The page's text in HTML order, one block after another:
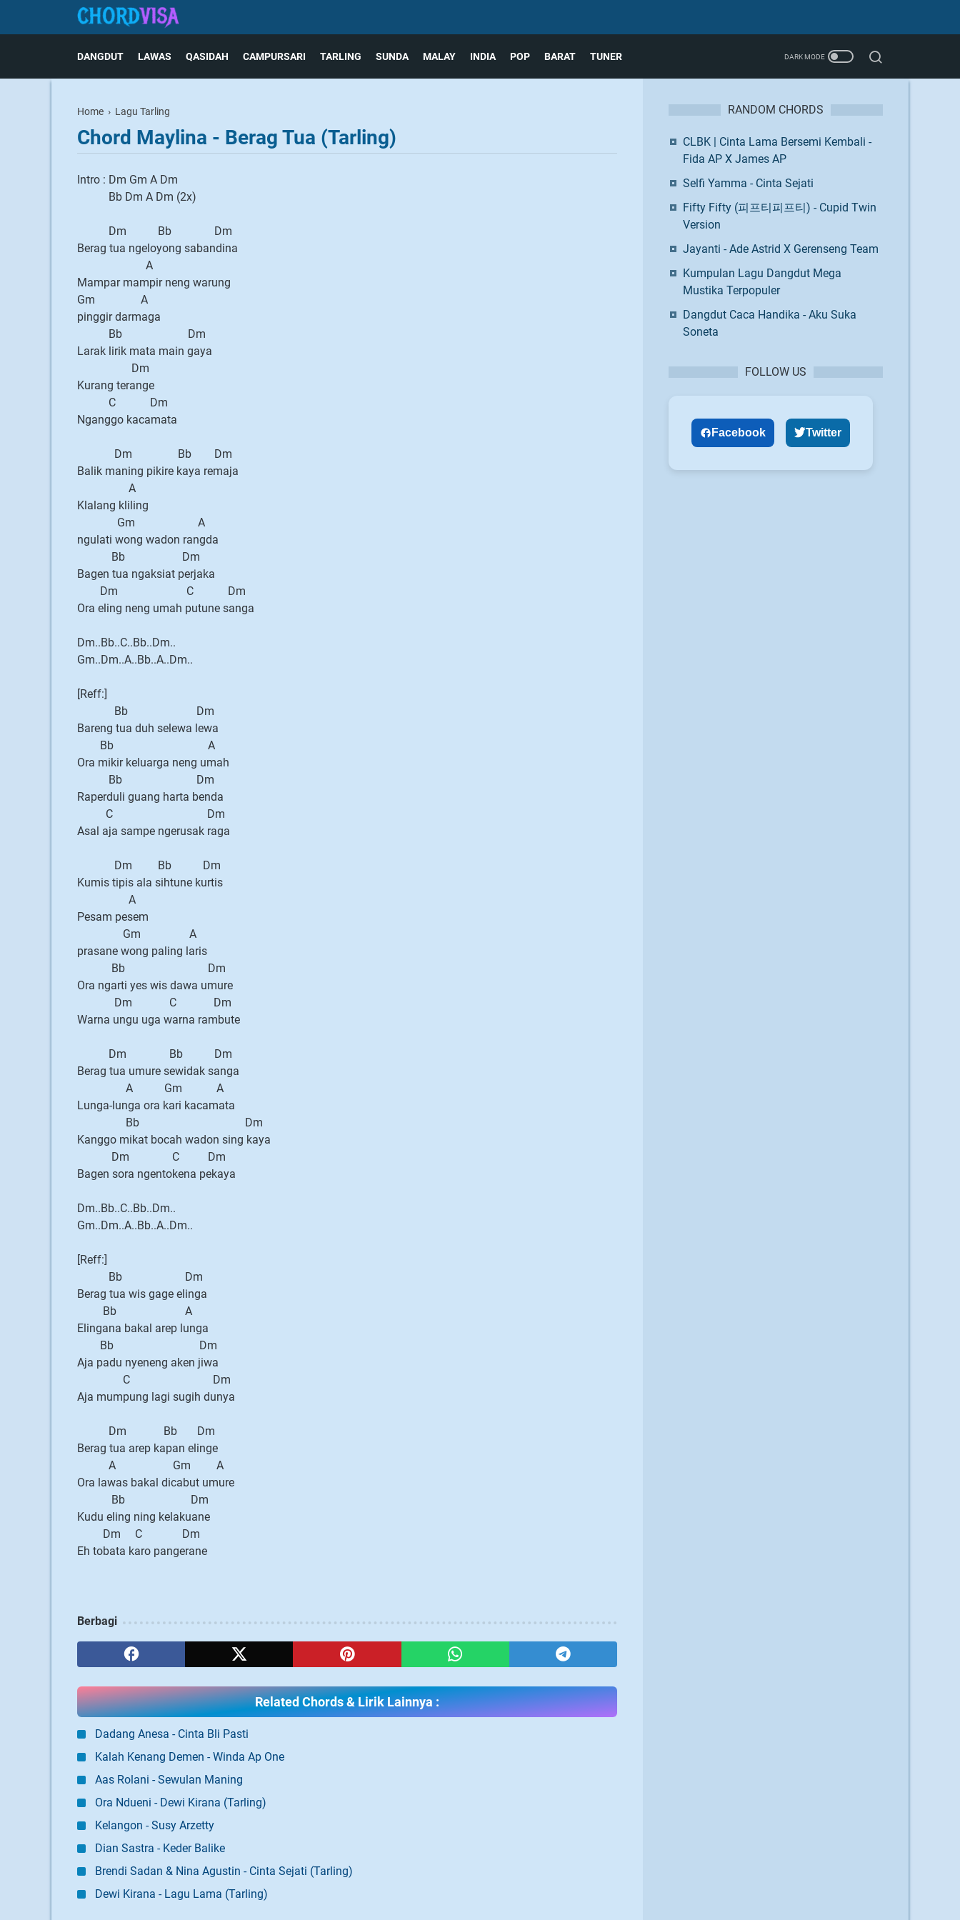
DANGDUT LAWAS QASIDAH CAMPURSARI TARLING SUNDA MALAY INDIA POP BARAT TUNER
Home › Lagu Tarling
Chord Maylina - Berag Tua (Tarling)
Intro : Dm Gm A Dm
Bb Dm A Dm (2x)
Dm Bb Dm
Berag tua ngeloyong sabandina
A
Mampar mampir neng warung
Gm A
pinggir darmaga
Bb Dm
Larak lirik mata main gaya
Dm
Kurang terange
C Dm
Nganggo kacamata
Dm Bb Dm
Balik maning pikire kaya remaja
A
Klalang kliling
Gm A
ngulati wong wadon rangda
Bb Dm
Bagen tua ngaksiat perjaka
Dm C Dm
Ora eling neng umah putune sanga
Dm..Bb..C..Bb..Dm..
Gm..Dm..A..Bb..A..Dm..
[Reff:]
Bb Dm
Bareng tua duh selewa lewa
Bb A
Ora mikir keluarga neng umah
Bb Dm
Raperduli guang harta benda
C Dm
Asal aja sampe ngerusak raga
Dm Bb Dm
Kumis tipis ala sihtune kurtis
A
Pesam pesem
Gm A
prasane wong paling laris
Bb Dm
Ora ngarti yes wis dawa umure
Dm C Dm
Warna ungu uga warna rambute
Dm Bb Dm
Berag tua umure sewidak sanga
A Gm A
Lunga-lunga ora kari kacamata
Bb Dm
Kanggo mikat bocah wadon sing kaya
Dm C Dm
Bagen sora ngentokena pekaya
Dm..Bb..C..Bb..Dm..
Gm..Dm..A..Bb..A..Dm..
[Reff:]
Bb Dm
Berag tua wis gage elinga
Bb A
Elingana bakal arep lunga
Bb Dm
Aja padu nyeneng aken jiwa
C Dm
Aja mumpung lagi sugih dunya
Dm Bb Dm
Berag tua arep kapan elinge
A Gm A
Ora lawas bakal dicabut umure
Bb Dm
Kudu eling ning kelakuane
Dm C Dm
Eh tobata karo pangerane
Berbagi
Related Chords & Lirik Lainnya :
Dadang Anesa - Cinta Bli Pasti
Kalah Kenang Demen - Winda Ap One
Aas Rolani - Sewulan Maning
Ora Ndueni - Dewi Kirana (Tarling)
Kelangon - Susy Arzetty
Dian Sastra - Keder Balike
Brendi Sadan & Nina Agustin - Cinta Sejati (Tarling)
Dewi Kirana - Lagu Lama (Tarling)
RANDOM CHORDS
CLBK | Cinta Lama Bersemi Kembali -
Fida AP X James AP
Selfi Yamma - Cinta Sejati
Fifty Fifty (피프티피프티) - Cupid Twin
Version
Jayanti - Ade Astrid X Gerenseng Team
Kumpulan Lagu Dangdut Mega
Mustika Terpopuler
Dangdut Caca Handika - Aku Suka
Soneta
FOLLOW US
Facebook Twitter